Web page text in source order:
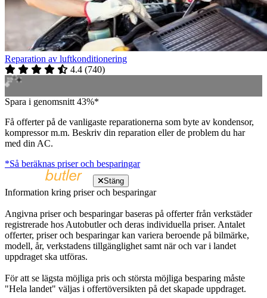
Reparation av luftkonditionering
4.4 (740)
Spara i genomsnitt 43%*
Få offerter på de vanligaste reparationerna som byte av kondensor,
kompressor m.m. Beskriv din reparation eller de problem du har
med din AC.
*Så beräknas priser och besparingar
Stäng
Information kring priser och besparingar
Angivna priser och besparingar baseras på offerter från verkstäder
registrerade hos Autobutler och deras individuella priser. Antalet
offerter, priser och besparingar kan variera beroende på bilmärke,
modell, år, verkstadens tillgänglighet samt när och var i landet
uppdraget ska utföras.
För att se lägsta möjliga pris och största möjliga besparing måste
"Hela landet" väljas i offertöversikten på det skapade uppdraget.